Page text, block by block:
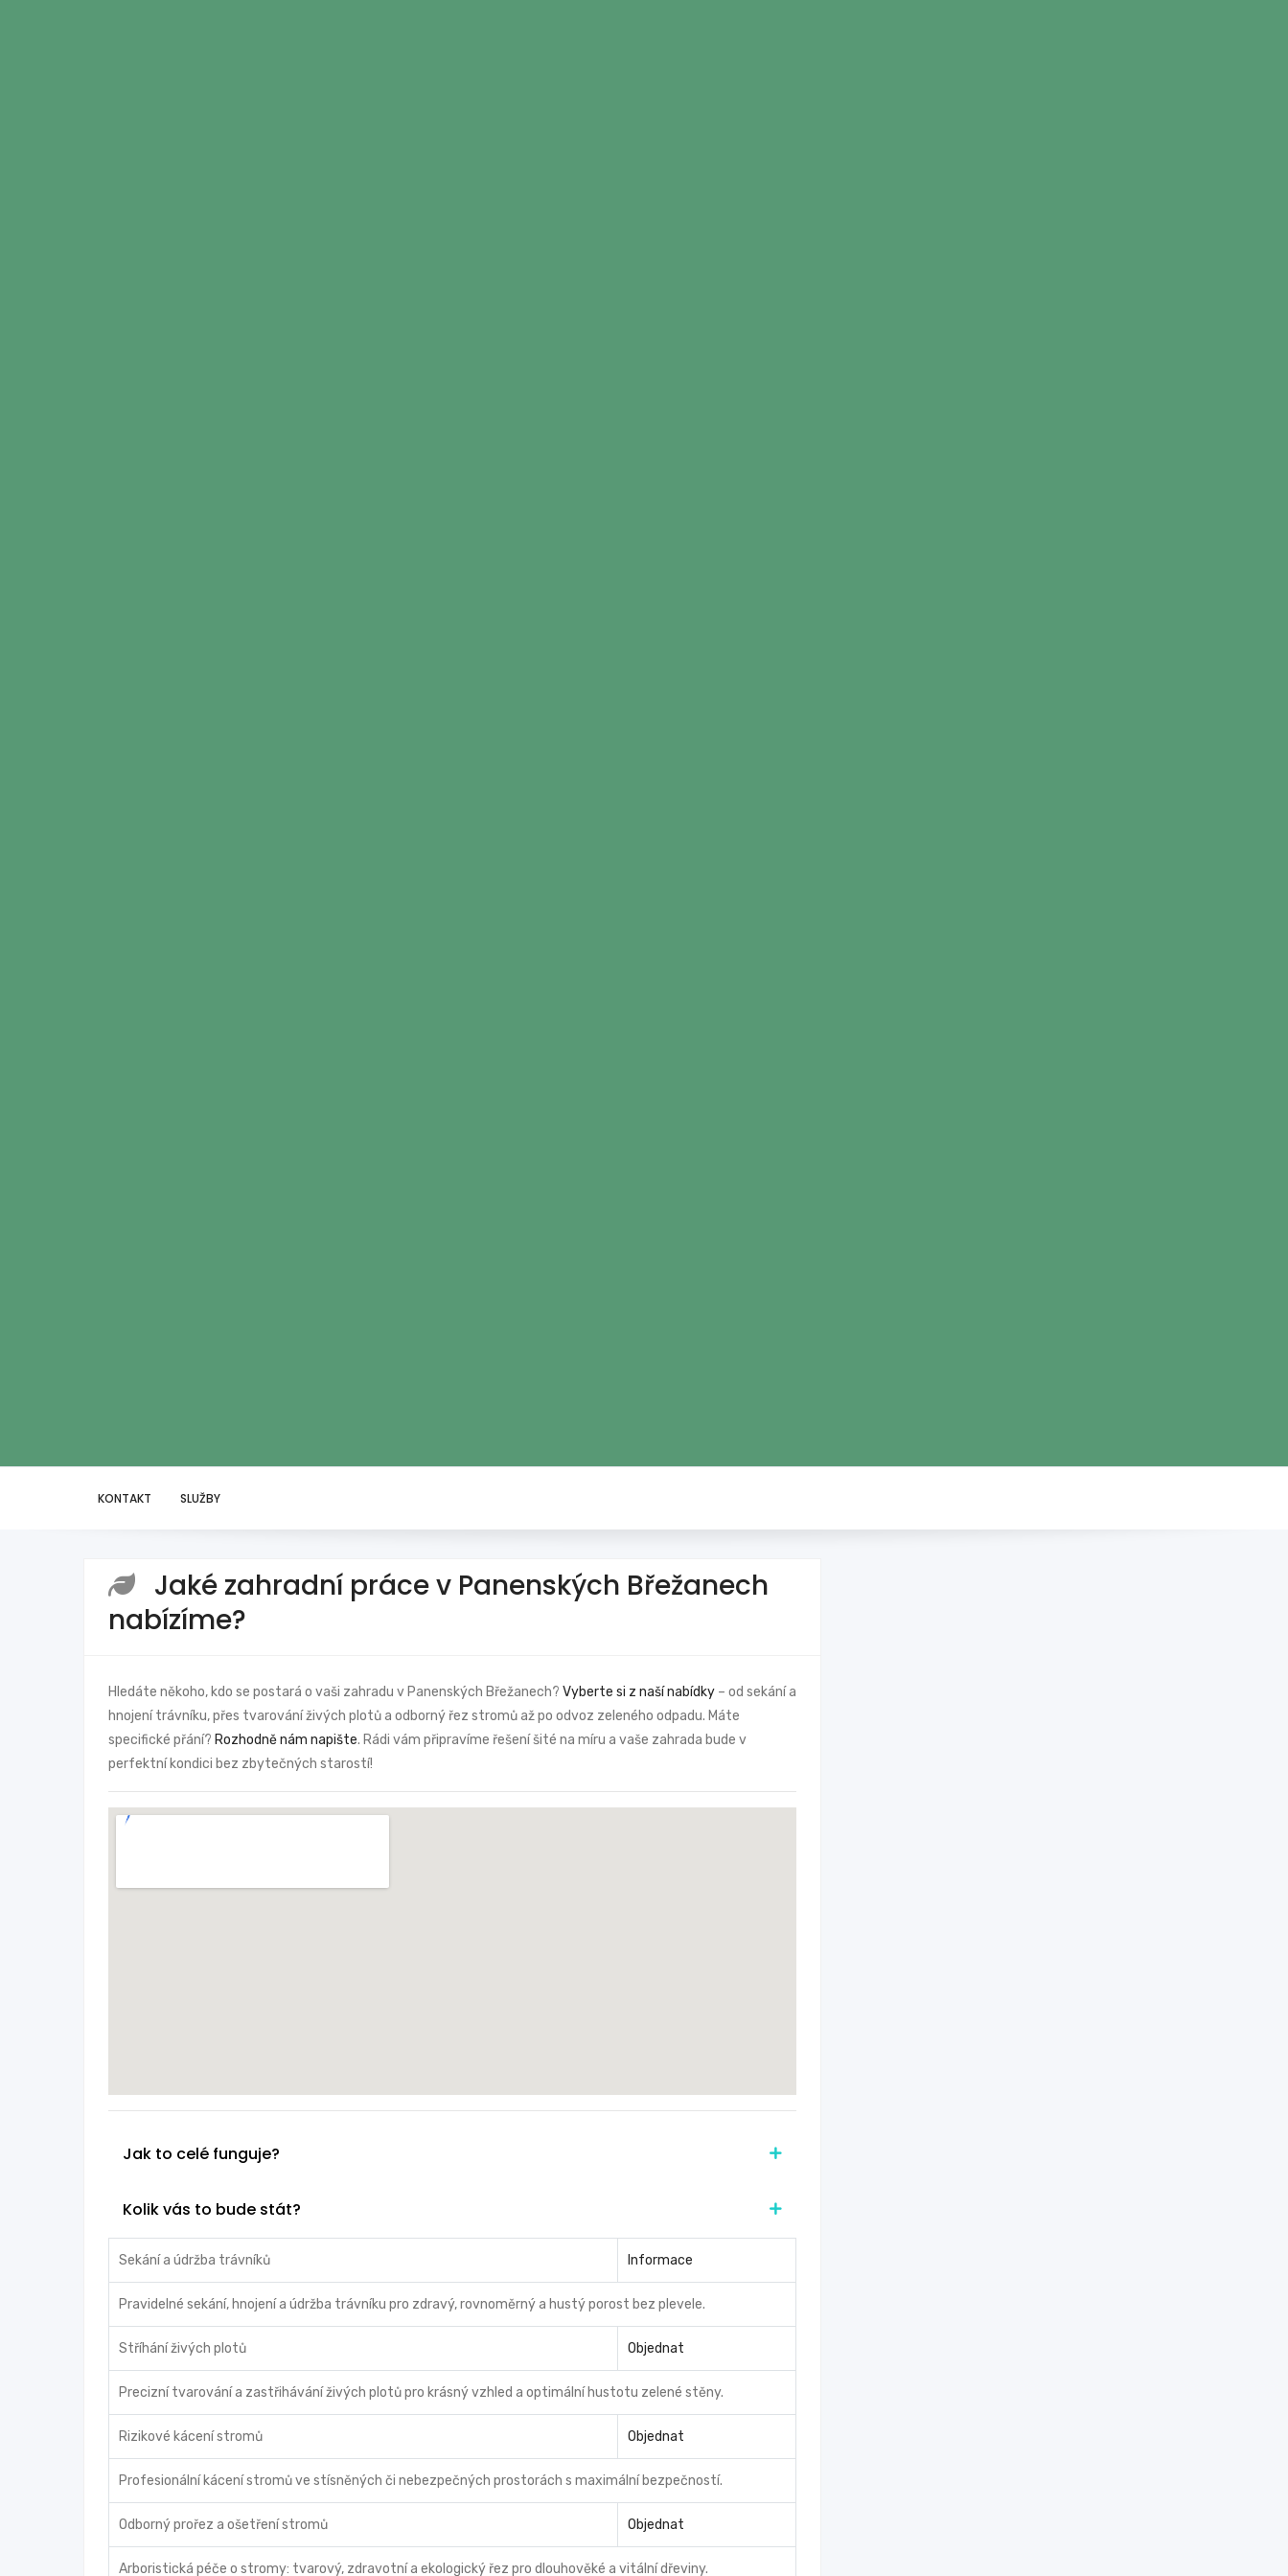
KONTAKT SLUŽBY
Jaké zahradní práce v Panenských Břežanech
nabízíme?
Hledáte někoho, kdo se postará o vaši zahradu v Panenských Břežanech? Vyberte si z naší nabídky – od sekání a
hnojení trávníku, přes tvarování živých plotů a odborný řez stromů až po odvoz zeleného odpadu. Máte
specifické přání? Rozhodně nám napište. Rádi vám připravíme řešení šité na míru a vaše zahrada bude v
perfektní kondici bez zbytečných starostí!
Jak to celé funguje?
Kolik vás to bude stát?
Sekání a údržba trávníků Informace
Pravidelné sekání, hnojení a údržba trávníku pro zdravý, rovnoměrný a hustý porost bez plevele.
Stříhání živých plotů Objednat
Precizní tvarování a zastřihávání živých plotů pro krásný vzhled a optimální hustotu zelené stěny.
Rizikové kácení stromů Objednat
Profesionální kácení stromů ve stísněných či nebezpečných prostorách s maximální bezpečností.
Odborný prořez a ošetření stromů Objednat
Arboristická péče o stromy: tvarový, zdravotní a ekologický řez pro dlouhověké a vitální dřeviny.